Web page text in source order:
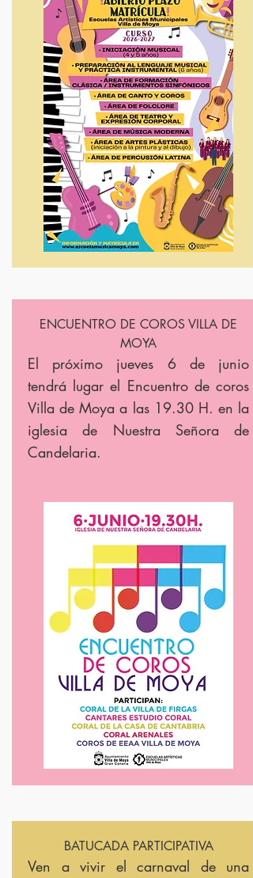
ENCUENTRO DE COROS VILLA DE
MOYA
El próximo jueves 6 de junio
tendrá lugar el Encuentro de coros
Villa de Moya a las 19.30 H. en la
iglesia de Nuestra Señora de
Candelaria.
BATUCADA PARTICIPATIVA
Ven a vivir el carnaval de una